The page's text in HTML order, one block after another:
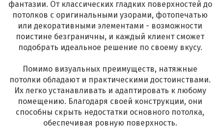
фантазии. От классических гладких поверхностей до
потолков с оригинальными узорами, фотопечатью
или декоративными элементами - возможности
поистине безграничны, и каждый клиент сможет
подобрать идеальное решение по своему вкусу.
Помимо визуальных преимуществ, натяжные
потолки обладают и практическими достоинствами.
Их легко устанавливать и адаптировать к любому
помещению. Благодаря своей конструкции, они
способны скрыть недостатки основного потолка,
обеспечивая ровную поверхность.